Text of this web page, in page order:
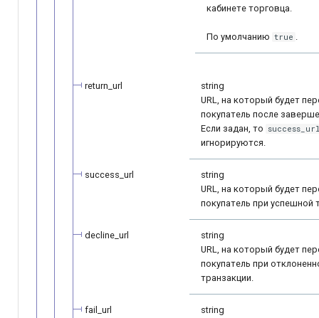
кабинете торговца.
По умолчанию true .
return_url
string
URL, на который будет
покупатель после
Если задан, то
игнорируются.
success_url
string
URL, на который будет
покупатель при успешной
decline_url
string
URL, на который будет
покупатель при
транзакции.
fail_url
string